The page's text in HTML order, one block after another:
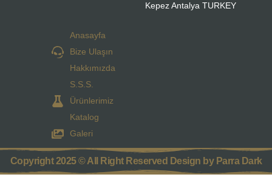
Kepez Antalya TURKEY
Anasayfa
Bize Ulaşın
Hakkımızda
S.S.S.
Ürünlerimiz
Katalog
Galeri
Copyright 2025 © All Right Reserved Design by Parra Dark